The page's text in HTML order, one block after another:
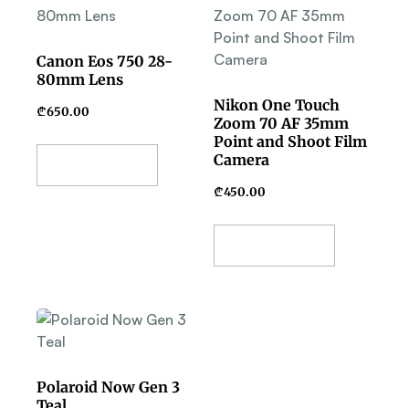
Canon Eos 750 28-
80mm Lens
₾650.00
Nikon One Touch
Zoom 70 AF 35mm
Point and Shoot Film
Camera
₾450.00
Polaroid Now Gen 3